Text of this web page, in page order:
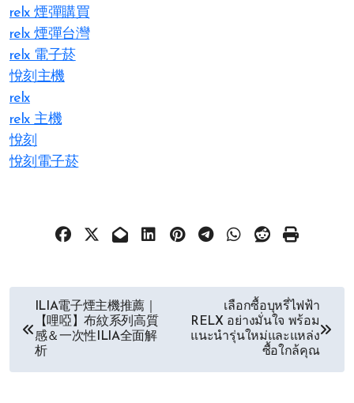
relx 煙彈購買
relx 煙彈台灣
relx 電子菸
悅刻主機
relx
relx 主機
悅刻
悅刻電子菸
章
导
ILIA電子煙主機推薦｜
【哩啞】布紋系列高質
感＆一次性ILIA全面解
析
เลือกซื้อบุหรี่ไฟฟ้า
RELX อย่างมั่นใจ พร้อม
แนะนำรุ่นใหม่และแหล่ง
ซื้อใกล้คุณ